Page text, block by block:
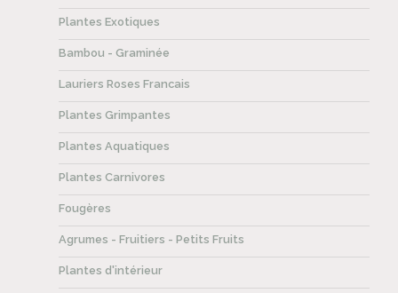
Plantes Exotiques
Bambou - Graminée
Lauriers Roses Francais
Plantes Grimpantes
Plantes Aquatiques
Plantes Carnivores
Fougères
Agrumes - Fruitiers - Petits Fruits
Plantes d'intérieur